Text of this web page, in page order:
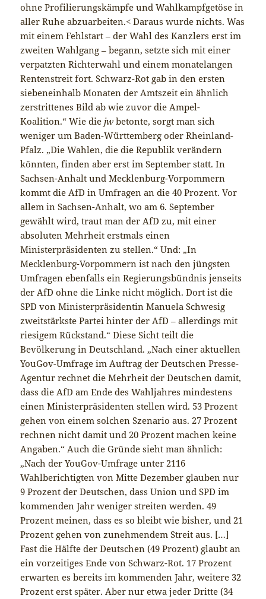
ohne Profilierungskämpfe und Wahlkampfgetöse in
aller Ruhe abzuarbeiten.< Daraus wurde nichts. Was
mit einem Fehlstart – der Wahl des Kanzlers erst im
zweiten Wahlgang – begann, setzte sich mit einer
verpatzten Richterwahl und einem monatelangen
Rentenstreit fort. Schwarz-Rot gab in den ersten
siebeneinhalb Monaten der Amtszeit ein ähnlich
zerstrittenes Bild ab wie zuvor die Ampel-
Koalition.“ Wie diejw betonte, sorgt man sich
weniger um Baden-Württemberg oder Rheinland-
Pfalz. „Die Wahlen, die die Republik verändern
könnten, finden aber erst im September statt. In
Sachsen-Anhalt und Mecklenburg-Vorpommern
kommt die AfD in Umfragen an die 40 Prozent. Vor
allem in Sachsen-Anhalt, wo am 6. September
gewählt wird, traut man der AfD zu, mit einer
absoluten Mehrheit erstmals einen
Ministerpräsidenten zu stellen.“ Und: „In
Mecklenburg-Vorpommern ist nach den jüngsten
Umfragen ebenfalls ein Regierungsbündnis jenseits
der AfD ohne die Linke nicht möglich. Dort ist die
SPD von Ministerpräsidentin Manuela Schwesig
zweitstärkste Partei hinter der AfD – allerdings mit
riesigem Rückstand.“ Diese Sicht teilt die
Bevölkerung in Deutschland. „Nach einer aktuellen
YouGov-Umfrage im Auftrag der Deutschen Presse-
Agentur rechnet die Mehrheit der Deutschen damit,
dass die AfD am Ende des Wahljahres mindestens
einen Ministerpräsidenten stellen wird. 53 Prozent
gehen von einem solchen Szenario aus. 27 Prozent
rechnen nicht damit und 20 Prozent machen keine
Angaben.“ Auch die Gründe sieht man ähnlich:
„Nach der YouGov-Umfrage unter 2116
Wahlberichtigten von Mitte Dezember glauben nur
9 Prozent der Deutschen, dass Union und SPD im
kommenden Jahr weniger streiten werden. 49
Prozent meinen, dass es so bleibt wie bisher, und 21
Prozent gehen von zunehmendem Streit aus. […]
Fast die Hälfte der Deutschen (49 Prozent) glaubt an
ein vorzeitiges Ende von Schwarz-Rot. 17 Prozent
erwarten es bereits im kommenden Jahr, weitere 32
Prozent erst später. Aber nur etwa jeder Dritte (34